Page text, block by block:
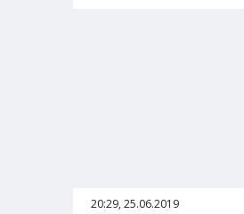
20:29, 25.06.2019